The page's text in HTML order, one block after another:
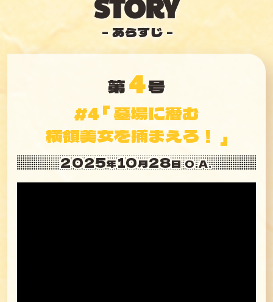
- あらすじ -
第4号
#4「 墓場に潜む
横領美女を捕まえろ！ 」
2025年10月28日 O.A.